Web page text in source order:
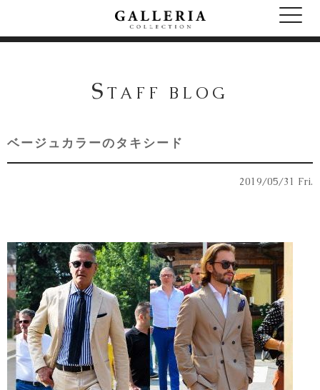
S TAFF BLOG
ベージュカラーのタキシード
2019/05/31 Fri.